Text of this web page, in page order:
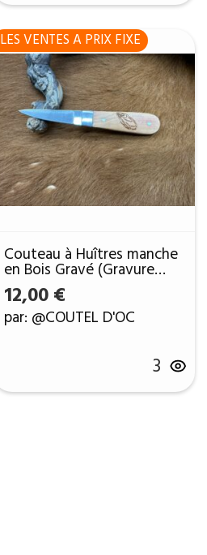
LES VENTES A PRIX FIXE
Couteau à Huîtres manche
en Bois Gravé (Gravure
Prénom Offerte) ref HUI10
12,00 €
par: @COUTEL D'OC
3